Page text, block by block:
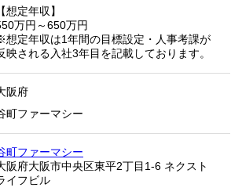
【想定年収】
万円～650万円
想定年収は1年間の目標設定・人事考課が
映される入社3年目を記載しております。
阪府
町ファーマシー
町ファーマシー
阪府大阪市中央区東平2丁目1-6 ネクスト
イフビル